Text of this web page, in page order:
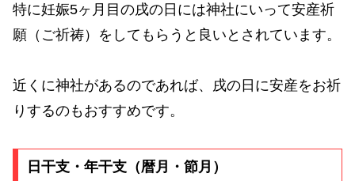
特に妊娠5ヶ月目の戌の日には神社にいって安産祈
願（ご祈祷）をしてもらうと良いとされています。
近くに神社があるのであれば、戌の日に安産をお祈
りするのもおすすめです。
日干支・年干支（暦月・節月）